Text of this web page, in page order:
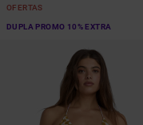
OFERTAS
DUPLA PROMO 10% EXTRA